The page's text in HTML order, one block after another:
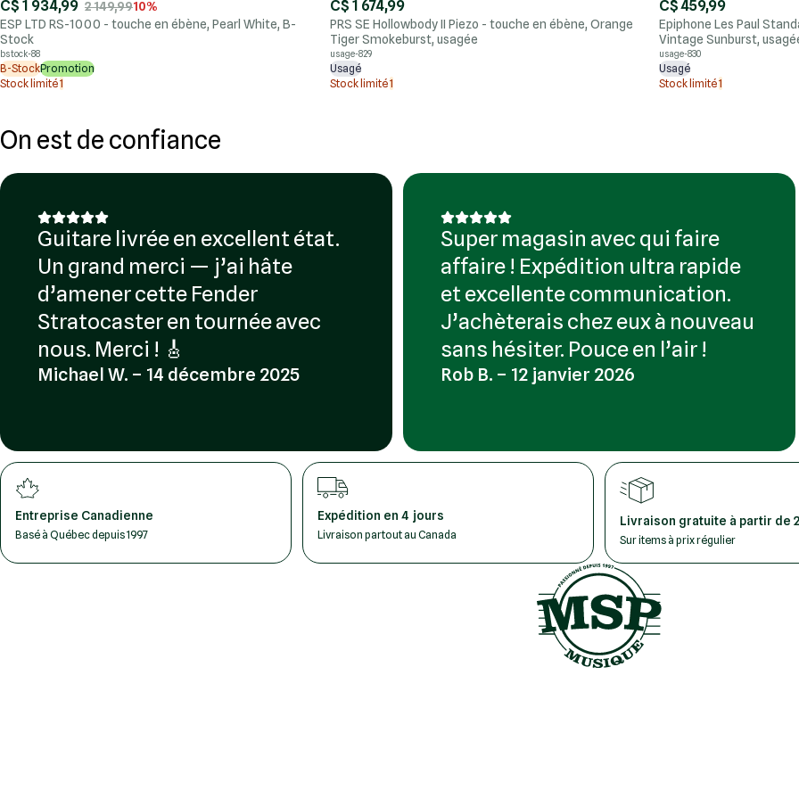
C$ 1 934,99 2 149,9910%
ESP LTD RS-1000 - touche en ébène, Pearl White, B-
Stock
bstock-88
B-StockPromotion
Stock limité1
C$ 1 674,99
PRS SE Hollowbody II Piezo - touche en ébène, Orange
Tiger Smokeburst, usagée
usage-829
Usagé
Stock limité1
C$ 459,99
Epiphone Les Paul
Vintage Sunburst,
usage-830
Usagé
Stock limité1
On est de confiance
Guitare livrée en excellent état.
Un grand merci — j’ai hâte
d’amener cette Fender
Stratocaster en tournée avec
nous. Merci ! 🎸
Michael W. – 14 décembre 2025
Super magasin avec qui faire
affaire ! Expédition ultra rapide
et excellente communication.
J’achèterais chez eux à nouveau
sans hésiter. Pouce en l’air !
Rob B. – 12 janvier 2026
Entreprise Canadienne
Basé à Québec depuis 1997
Expédition en 4 jours
Livraison partout au Canada
Livraison gratuite à partir de
Sur items à prix régulier